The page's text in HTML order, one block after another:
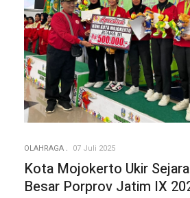
OLAHRAGA 07 Juli 2025
Kota Mojokerto Ukir
Besar Porprov Jatim IX